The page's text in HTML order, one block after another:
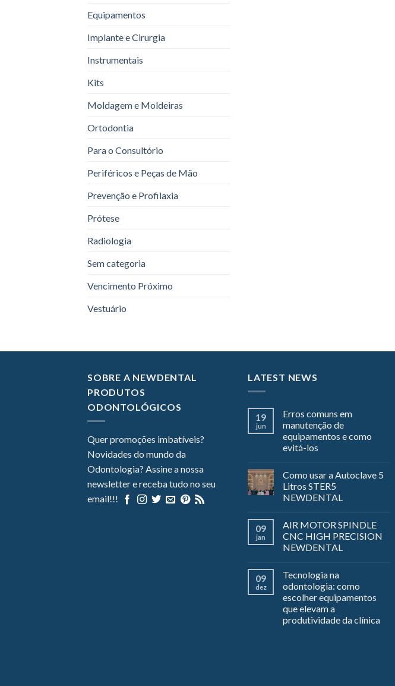
Equipamentos
Implante e Cirurgia
Instrumentais
Kits
Moldagem e Moldeiras
Ortodontia
Para o Consultório
Periféricos e Peças de Mão
Prevenção e Profilaxia
Prótese
Radiologia
Sem categoria
Vencimento Próximo
Vestuário
SOBRE A NEWDENTAL
PRODUTOS
ODONTOLÓGICOS
Quer promoções imbatíveis?
Novidades do mundo da
Odontologia? Assine a nossa
newsletter e receba tudo no seu
email!!!
LATEST NEWS
19
jun
Erros comuns em
manutenção de
equipamentos e como
evitá-los
Como usar a Autoclave 5
Litros STER5
NEWDENTAL
09
jan
AIR MOTOR SPINDLE
CNC HIGH PRECISION
NEWDENTAL
09
dez
Tecnologia na
odontologia: como
escolher equipamentos
que elevam a
produtividade da clínica